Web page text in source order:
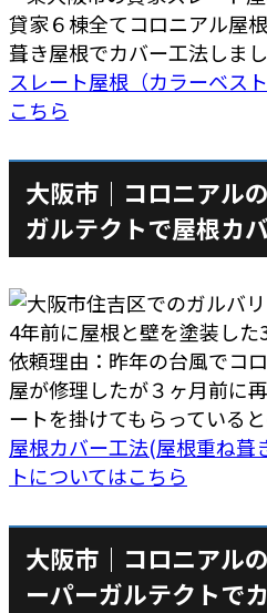
貸家６棟全てコロニアル屋
葺き屋根でカバー工法しまし
スレート屋根（カラーベス
こちら
大阪市｜コロニアル
ガルテクトで屋根カ
4年前に屋根と壁を塗装した
依頼理由：昨年の台風でコ
屋が修理したが３ヶ月前に
ートを掛けてもらっている
屋根カバー工法(屋根重ね葺
トについてはこちら
大阪市｜コロニアル
ーパーガルテクトで